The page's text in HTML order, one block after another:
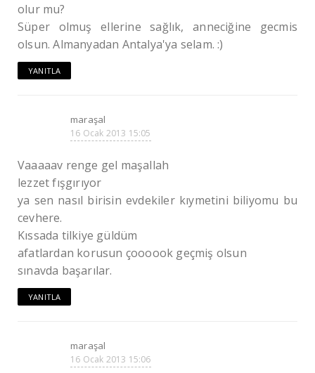
olur mu?
Süper olmuş ellerine sağlık, anneciğine gecmis
olsun. Almanyadan Antalya'ya selam. :)
YANITLA
maraşal
16 Ocak 2013 15:05
Vaaaaav renge gel maşallah
lezzet fışgırıyor
ya sen nasıl birisin evdekiler kıymetini biliyomu bu
cevhere.
Kıssada tilkiye güldüm
afatlardan korusun çoooook geçmiş olsun
sınavda başarılar.
YANITLA
maraşal
16 Ocak 2013 15:06